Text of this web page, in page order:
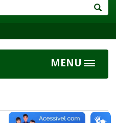
MENU
Toggle